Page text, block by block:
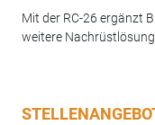
Mit der RC-26 ergänzt
weitere